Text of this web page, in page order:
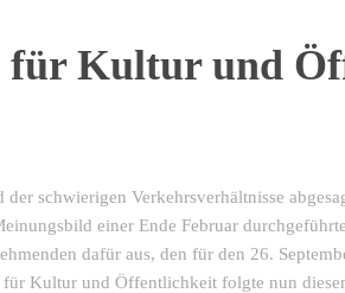
für Kultur und
schwierigen Verkehrsverhältnisse
einer Ende Februar
dafür aus, den für den 26.
Kultur und Öffentlichkeit folgte nun